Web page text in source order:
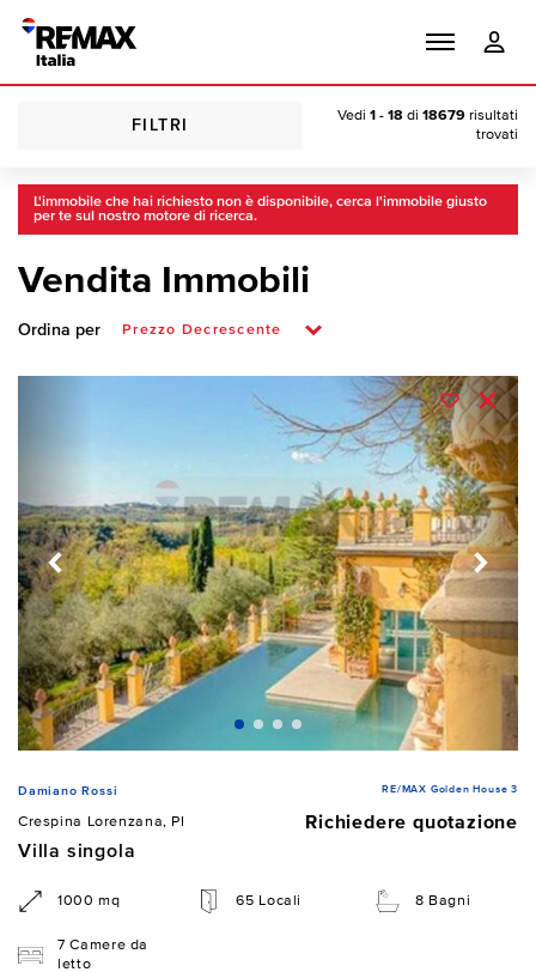
FILTRI
Vedi 1 - 18 di 18679 risultati
trovati
L'immobile che hai richiesto non è disponibile, cerca l'immobile giusto
per te sul nostro motore di ricerca.
Vendita Immobili
Ordina per
Damiano Rossi RE/MAX Golden House 3
Crespina Lorenzana, PI
Richiedere quotazione
Villa singola
1000 mq 65 Locali 8 Bagni
7 Camere da
letto